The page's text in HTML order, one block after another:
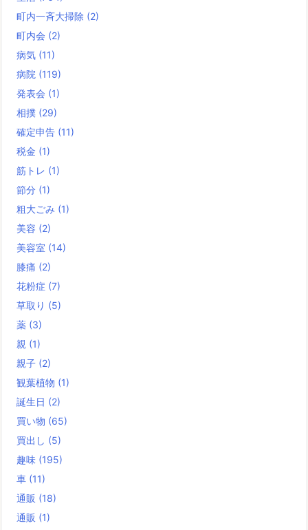
町内一斉大掃除 (2)
町内会 (2)
病気 (11)
病院 (119)
発表会 (1)
相撲 (29)
確定申告 (11)
税金 (1)
筋トレ (1)
節分 (1)
粗大ごみ (1)
美容 (2)
美容室 (14)
膝痛 (2)
花粉症 (7)
草取り (5)
薬 (3)
親 (1)
親子 (2)
観葉植物 (1)
誕生日 (2)
買い物 (65)
買出し (5)
趣味 (195)
車 (11)
通販 (18)
通販 (1)